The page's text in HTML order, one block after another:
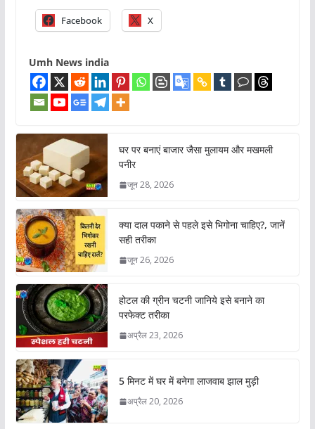
Facebook X
Umh News india
घर पर बनाएं बाजार जैसा मुलायम और मखमली
पनीर
जून 28, 2026
क्या दाल पकाने से पहले इसे भिगोना चाहिए?, जानें
सही तरीका
जून 26, 2026
होटल की ग्रीन चटनी जानिये इसे बनाने का
परफेक्ट तरीका
अप्रैल 23, 2026
5 मिनट में घर में बनेगा लाजवाब झाल मुड़ी
अप्रैल 20, 2026